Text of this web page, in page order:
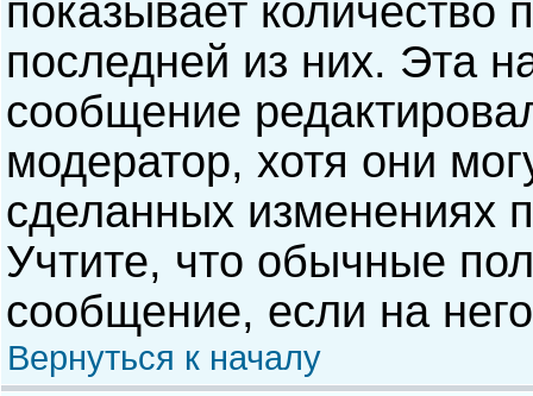
показывает количество
последней из них. Эта
сообщение
модератор, хотя они
сделанных изменениях
Учтите, что обычные
сообщение, если на
Вернуться к началу